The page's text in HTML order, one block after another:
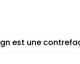
est une